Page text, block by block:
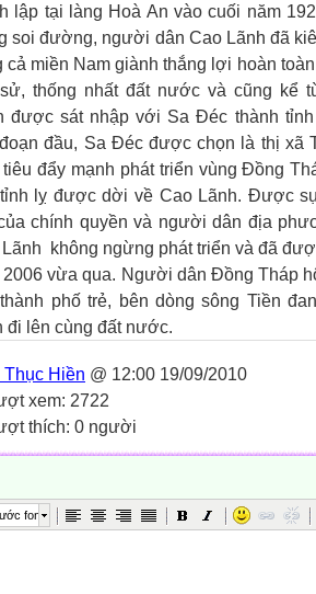
lập tại làng Hoà An vào cuối năm
soi đường, người dân Cao Lãnh đã
cả miền Nam giành thắng lợi hoàn
thống nhất đất nước và cũng kể
được sát nhập với Sa Đéc thành
đầu, Sa Đéc được chọn là thị xã
tiêu đẩy mạnh phát triển vùng Đồng
lỵ được dời về Cao Lãnh. Được
chính quyền và người dân địa
không ngừng phát triển và đã
2006 vừa qua. Người dân Đồng Tháp
phố trẻ, bên dòng sông Tiền
đi lên cùng đất nước.
Thục Hiền @ 12:00 19/09/2010
xem: 2722
thích: 0 người
font